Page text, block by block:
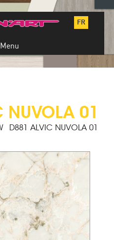
FR
NUVOLA 01
D881 ALVIC NUVOLA 01